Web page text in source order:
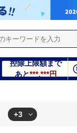
控除上限額まで
あと***,***円
+3